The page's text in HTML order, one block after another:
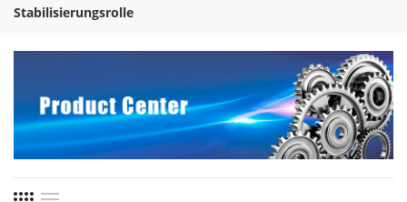
Stabilisierungsrolle